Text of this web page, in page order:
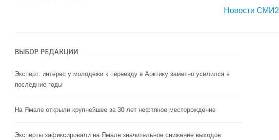
Новости СМИ2
ВЫБОР РЕДАКЦИИ
Эксперт: интерес у молодежи к переезду в Арктику заметно усилился в
последние годы
На Ямале открыли крупнейшее за 30 лет нефтяное месторождение
Эксперты зафиксировали на Ямале значительное снижение выходов